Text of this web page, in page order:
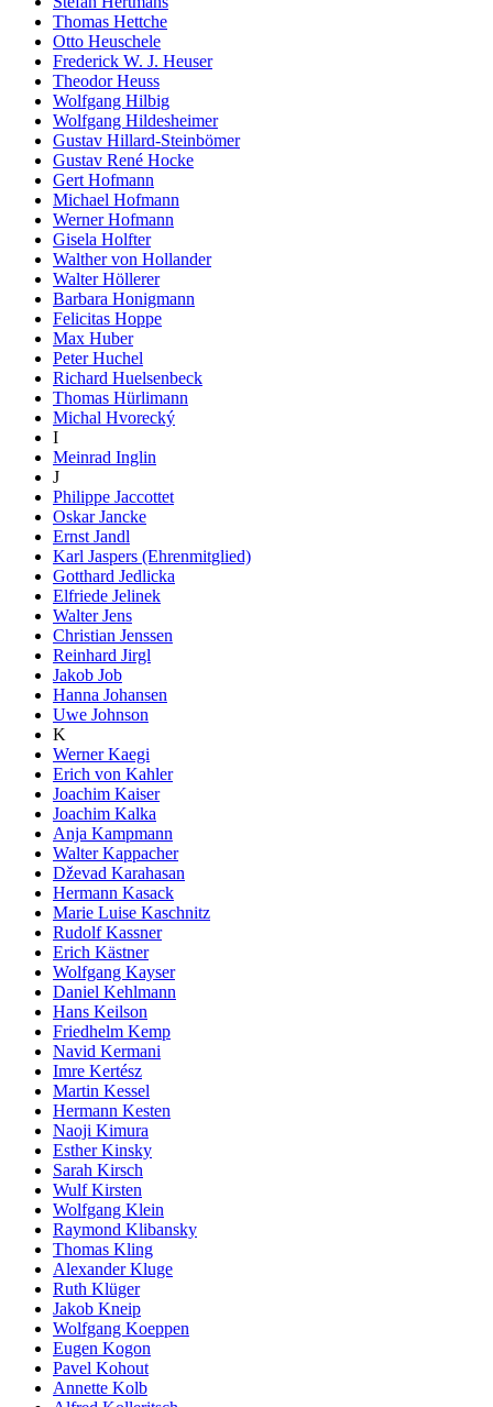
Thomas Hettche
Otto Heuschele
Frederick W. J. Heuser
Theodor Heuss
Wolfgang Hilbig
Wolfgang Hildesheimer
Gustav Hillard-Steinbömer
Gustav René Hocke
Gert Hofmann
Michael Hofmann
Werner Hofmann
Gisela Holfter
Walther von Hollander
Walter Höllerer
Barbara Honigmann
Felicitas Hoppe
Max Huber
Peter Huchel
Richard Huelsenbeck
Thomas Hürlimann
Michal Hvorecký
I
Meinrad Inglin
J
Philippe Jaccottet
Oskar Jancke
Ernst Jandl
Karl Jaspers (Ehrenmitglied)
Gotthard Jedlicka
Elfriede Jelinek
Walter Jens
Christian Jenssen
Reinhard Jirgl
Jakob Job
Hanna Johansen
Uwe Johnson
K
Werner Kaegi
Erich von Kahler
Joachim Kaiser
Joachim Kalka
Anja Kampmann
Walter Kappacher
Dževad Karahasan
Hermann Kasack
Marie Luise Kaschnitz
Rudolf Kassner
Erich Kästner
Wolfgang Kayser
Daniel Kehlmann
Hans Keilson
Friedhelm Kemp
Navid Kermani
Imre Kertész
Martin Kessel
Hermann Kesten
Naoji Kimura
Esther Kinsky
Sarah Kirsch
Wulf Kirsten
Wolfgang Klein
Raymond Klibansky
Thomas Kling
Alexander Kluge
Ruth Klüger
Jakob Kneip
Wolfgang Koeppen
Eugen Kogon
Pavel Kohout
Annette Kolb